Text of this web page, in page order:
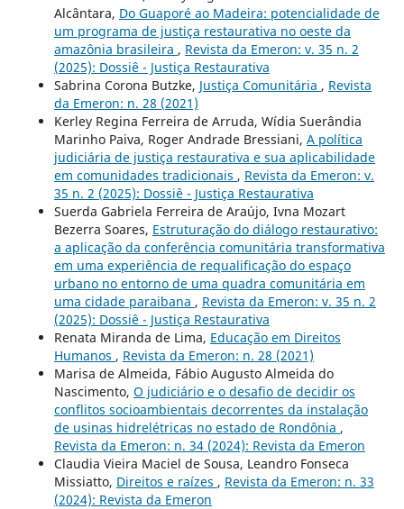
Alcântara, Do Guaporé ao Madeira: potencialidade de
um programa de justiça restaurativa no oeste da
amazônia brasileira , Revista da Emeron: v. 35 n. 2
(2025): Dossiê - Justiça Restaurativa
Sabrina Corona Butzke, Justiça Comunitária , Revista
da Emeron: n. 28 (2021)
Kerley Regina Ferreira de Arruda, Wídia Suerândia
Marinho Paiva, Roger Andrade Bressiani, A política
judiciária de justiça restaurativa e sua aplicabilidade
em comunidades tradicionais , Revista da Emeron: v.
35 n. 2 (2025): Dossiê - Justiça Restaurativa
Suerda Gabriela Ferreira de Araújo, Ivna Mozart
Bezerra Soares, Estruturação do diálogo restaurativo:
a aplicação da conferência comunitária transformativa
em uma experiência de requalificação do espaço
urbano no entorno de uma quadra comunitária em
uma cidade paraibana , Revista da Emeron: v. 35 n. 2
(2025): Dossiê - Justiça Restaurativa
Renata Miranda de Lima, Educação em Direitos
Humanos , Revista da Emeron: n. 28 (2021)
Marisa de Almeida, Fábio Augusto Almeida do
Nascimento, O judiciário e o desafio de decidir os
conflitos socioambientais decorrentes da instalação
de usinas hidrelétricas no estado de Rondônia ,
Revista da Emeron: n. 34 (2024): Revista da Emeron
Claudia Vieira Maciel de Sousa, Leandro Fonseca
Missiatto, Direitos e raízes , Revista da Emeron: n. 33
(2024): Revista da Emeron